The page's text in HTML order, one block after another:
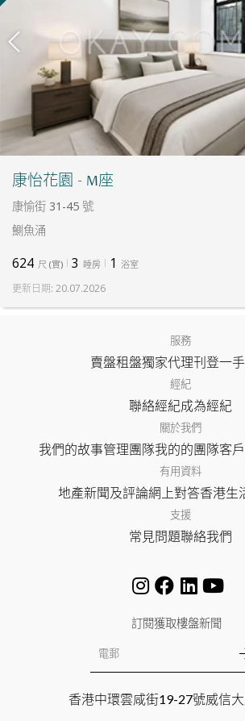
康怡花園 - M座
康愉街 31-45 號
鰂魚涌
624 尺 (實) 3 睡房 1 浴室
更新日期: 20.07.2026
服務
賣盤租盤獨家代理刊登一
經紀
聯絡經紀成為經紀
關於我們
我們的故事管理團隊我的的團隊客
有用資料
地產新聞及評論網上對答香港生
支援
常見問題聯絡我們
訂閱獲取樓盤新聞
香港中環雲咸街19-27號威信